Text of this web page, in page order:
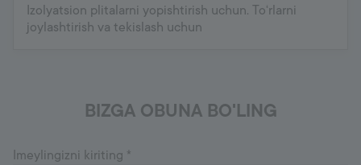
Izolyatsion plitalarni yopishtirish uchun. To‘rlarni
joylashtirish va tekislash uchun
BIZGA OBUNA BO'LING
Imeylingizni kiriting *